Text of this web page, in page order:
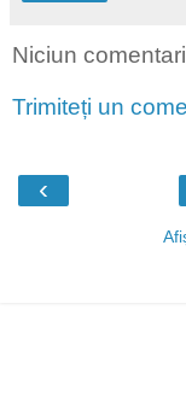
Niciun
Trimiteți un
‹